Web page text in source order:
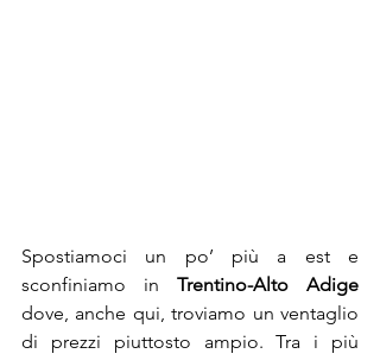
Spostiamoci un po’ più a est e
sconfiniamo in Trentino-Alto Adige
dove, anche qui, troviamo un ventaglio
di prezzi piuttosto ampio. Tra i più